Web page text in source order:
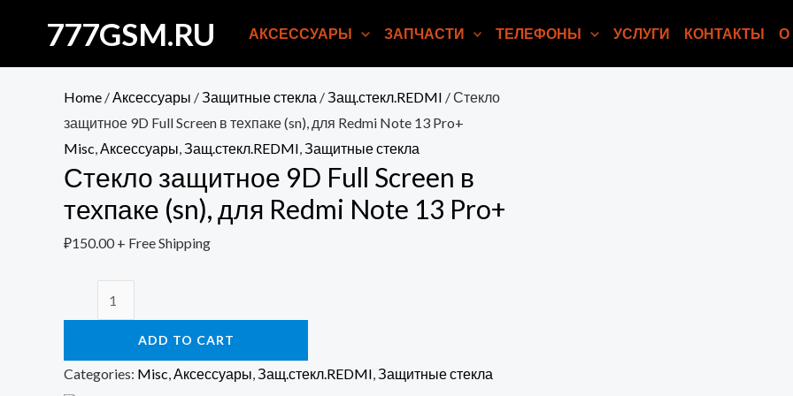
содержимому
777GSM.RU АКСЕССУАРЫ ЗАПЧАСТИ ТЕЛЕФОНЫ УСЛУГИ КОНТАКТЫ О
Home /Аксессуары /Защитные стекла /Защ.стекл.REDMI / Стекло
защитное 9D Full Screen в техпаке (sn), для Redmi Note 13 Pro+
Misc,Аксессуары,Защ.стекл.REDMI,Защитные стекла
Стекло защитное 9D Full Screen в
техпаке (sn), для Redmi Note 13 Pro+
₽150.00 + Free Shipping
защитное
Full
ADD TO CART
Categories: Misc,Аксессуары,Защ.стекл.REDMI,Защитные стекла